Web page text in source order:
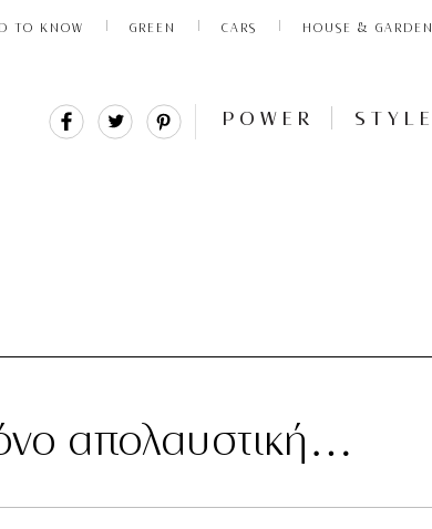
TO KNOW GREEN CARS HOUSE & GARDEN
Share Tweet POWER STYLE
απολαυστική…